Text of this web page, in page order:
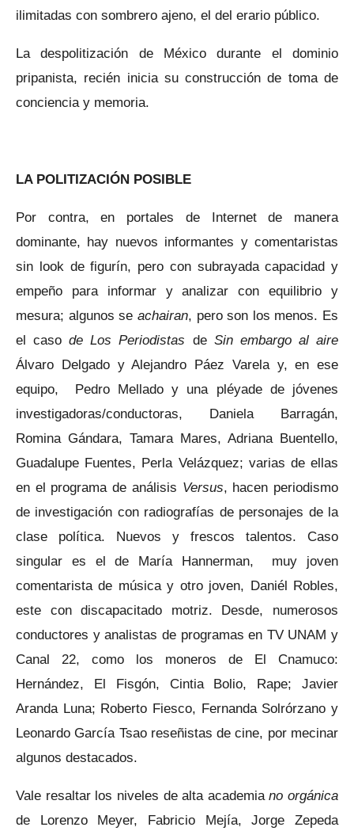
ilimitadas con sombrero ajeno, el del erario público.
La despolitización de México durante el dominio
pripanista, recién inicia su construcción de toma de
conciencia y memoria.
LA POLITIZACIÓN POSIBLE
Por contra, en portales de Internet de manera
dominante, hay nuevos informantes y comentaristas
sin look de figurín, pero con subrayada capacidad y
empeño para informar y analizar con equilibrio y
mesura; algunos se achairan, pero son los menos. Es
el casode Los Periodistas de Sin embargo al aire
Álvaro Delgado y Alejandro Páez Varela y, en ese
equipo, Pedro Mellado y una pléyade de jóvenes
investigadoras/conductoras, Daniela Barragán,
Romina Gándara, Tamara Mares, Adriana Buentello,
Guadalupe Fuentes, Perla Velázquez; varias de ellas
en el programa de análisis Versus, hacen periodismo
de investigación con radiografías de personajes de la
clase política. Nuevos y frescos talentos. Caso
singular es el de María Hannerman, muy joven
comentarista de música y otro joven, Daniél Robles,
este con discapacitado motriz. Desde, numerosos
conductores y analistas de programas en TV UNAM y
Canal 22, como los moneros de El Cnamuco:
Hernández, El Fisgón, Cintia Bolio, Rape; Javier
Aranda Luna; Roberto Fiesco, Fernanda Solrórzano y
Leonardo García Tsao reseñistas de cine, por mecinar
algunos destacados.
Vale resaltar los niveles de alta academiano orgánica
de Lorenzo Meyer, Fabricio Mejía, Jorge Zepeda